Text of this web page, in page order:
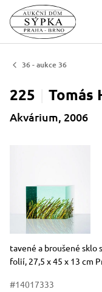
36 - aukce 36
225 Tomás
Akvárium, 2006
Rozměry
Stručný popis předmětu
tavené a broušené sklo
folií, 27,5 x 45 x 13 cm
#14017333